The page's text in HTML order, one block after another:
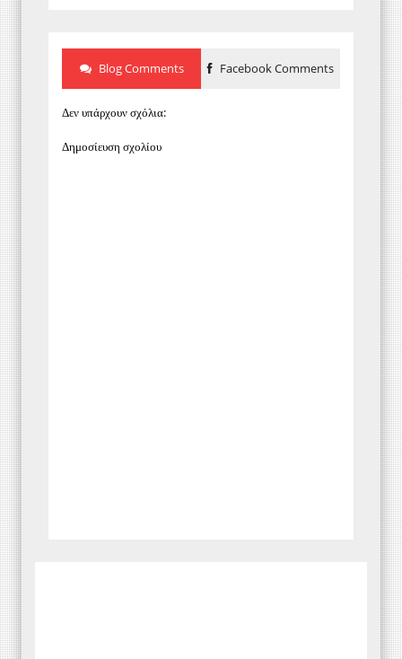
Blog Comments Facebook Comments
Δεν υπάρχουν σχόλια:
Δημοσίευση σχολίου